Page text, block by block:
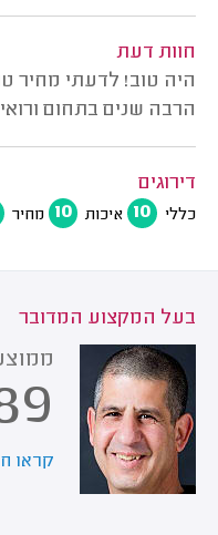
חוות דעת
היה טוב! לדעתי מחיר
הרבה שנים בתחום
דירוגים
כללי 10 איכות 10 מחיר
בעל המקצוע המדובר
קראו